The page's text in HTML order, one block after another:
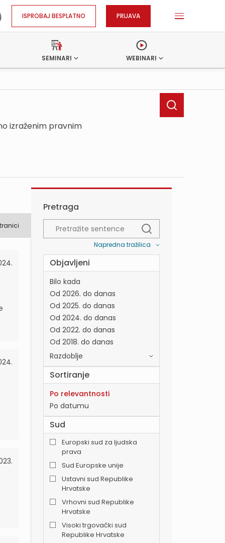
ISPROBAJ BESPLATNO PRIJAVA
SEMINARI WEBINARI
izraženim pravnim
Pretraga
Napredna tražilica
Objavljeni
Bilo kada
Od 2026. do danas
Od 2025. do danas
Od 2024. do danas
Od 2022. do danas
Od 2018. do danas
Razdoblje
Sortiranje
Po relevantnosti
Po datumu
Sud
Europski sud za ljudska
prava
Sud Europske unije
Ustavni sud Republike
Hrvatske
Vrhovni sud Republike
Hrvatske
Visoki trgovački sud
Republike Hrvatske